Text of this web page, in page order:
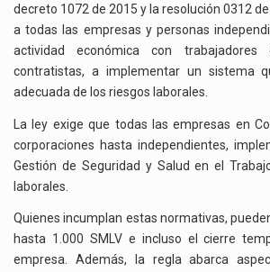
decreto 1072 de 2015 y la resolución 0312
a todas las empresas y personas
actividad económica con trabajadores
contratistas, a implementar un sistema
adecuada de los riesgos laborales.
La ley exige que todas las empresas en
corporaciones hasta independientes,
Gestión de Seguridad y Salud en el
laborales.
Quienes incumplan estas normativas,
hasta 1.000 SMLV e incluso el cierre
empresa. Además, la regla abarca